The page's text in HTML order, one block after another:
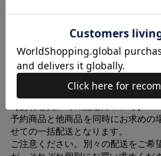
た。いずれも男女ともに使いやすい
高級感溢れる、新生活のプレゼン
予約商品と他商品を同時にお求めの
せての一括配送となります。
ご注意ください。別々の配送をご